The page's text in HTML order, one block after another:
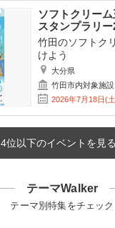
ソフトクリー
スタンプラリー
竹田のソフトク
けよう
大分県
竹田市内対象施設
2026年7月18日(
4位以下のイベントを見る
テーマWalker
テーマ別特集をチェック